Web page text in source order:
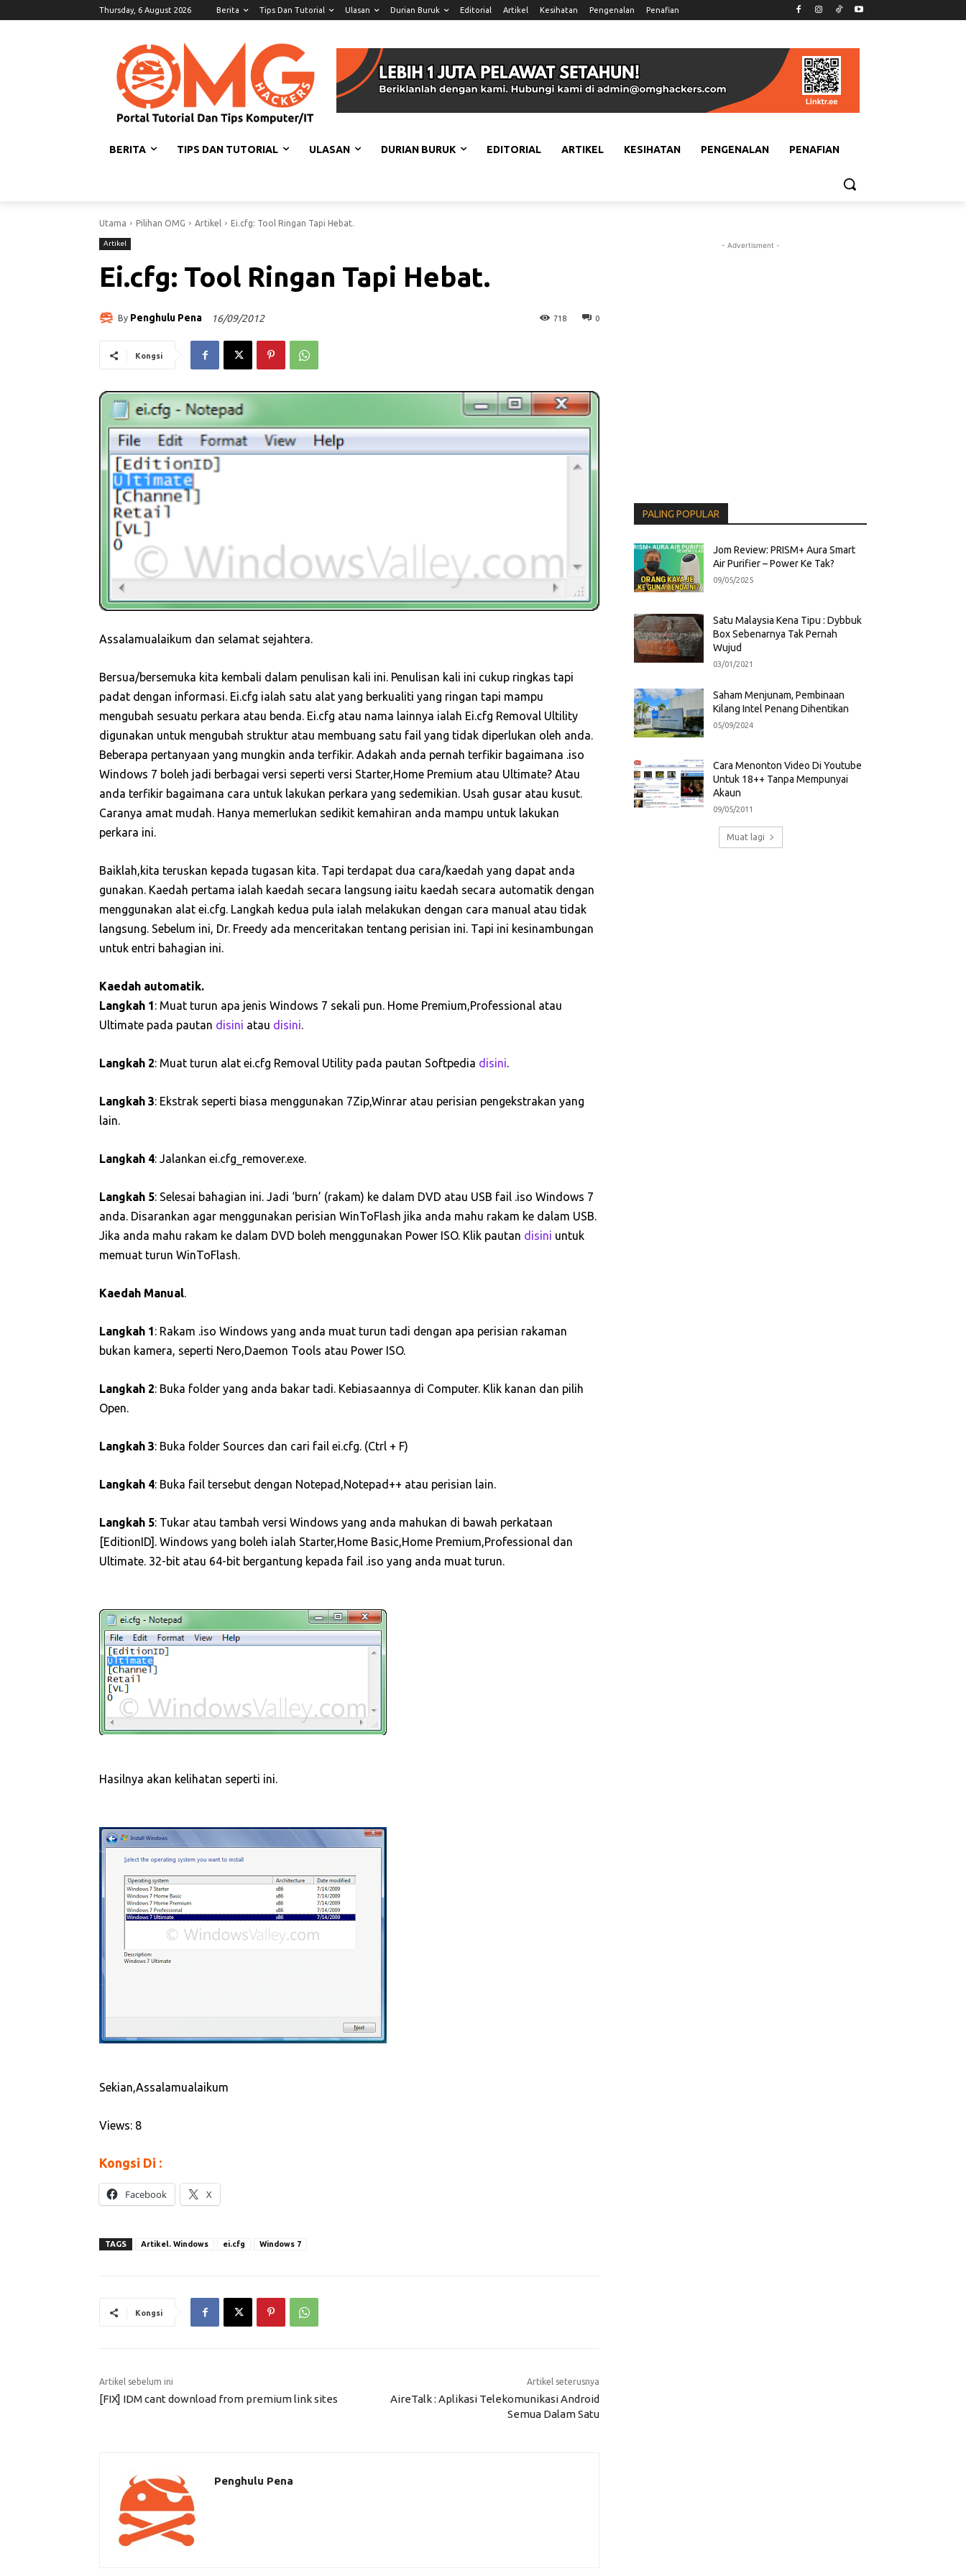
Thursday, 6 August 2026 Berita Tips Dan Tutorial Ulasan Durian Buruk Editorial Artikel Kesihatan Pengenalan Penafian
BERITA TIPS DAN TUTORIAL ULASAN DURIAN BURUK EDITORIAL ARTIKEL KESIHATAN PENGENALAN PENAFIAN
Utama Pilihan OMG Artikel Ei.cfg: Tool Ringan Tapi Hebat.
Artikel
Ei.cfg: Tool Ringan Tapi Hebat.
By Penghulu Pena 16/09/2012 0
718
Kongsi
Assalamualaikum dan selamat sejahtera.
Bersua/bersemuka kita kembali dalam penulisan kali ini. Penulisan kali ini cukup ringkas tapi
padat dengan informasi. Ei.cfg ialah satu alat yang berkualiti yang ringan tapi mampu
mengubah sesuatu perkara atau benda. Ei.cfg atau nama lainnya ialah Ei.cfg Removal Ultility
digunakan untuk mengubah struktur atau membuang satu fail yang tidak diperlukan oleh anda.
Beberapa pertanyaan yang mungkin anda terfikir. Adakah anda pernah terfikir bagaimana .iso
Windows 7 boleh jadi berbagai versi seperti versi Starter,Home Premium atau Ultimate? Atau
anda terfikir bagaimana cara untuk lakukan perkara yang sedemikian. Usah gusar atau kusut.
Caranya amat mudah. Hanya memerlukan sedikit kemahiran anda mampu untuk lakukan
perkara ini.
Baiklah,kita teruskan kepada tugasan kita. Tapi terdapat dua cara/kaedah yang dapat anda
gunakan. Kaedah pertama ialah kaedah secara langsung iaitu kaedah secara automatik dengan
menggunakan alat ei.cfg. Langkah kedua pula ialah melakukan dengan cara manual atau tidak
langsung. Sebelum ini, Dr. Freedy ada menceritakan tentang perisian ini. Tapi ini kesinambungan
untuk entri bahagian ini.
Kaedah automatik.
Langkah 1: Muat turun apa jenis Windows 7 sekali pun. Home Premium,Professional atau
Ultimate pada pautan disini atau disini.
Langkah 2: Muat turun alat ei.cfg Removal Utility pada pautan Softpedia disini.
Langkah 3: Ekstrak seperti biasa menggunakan 7Zip,Winrar atau perisian pengekstrakan yang
lain.
Langkah 4: Jalankan ei.cfg_remover.exe.
Langkah 5: Selesai bahagian ini. Jadi ‘burn’ (rakam) ke dalam DVD atau USB fail .iso Windows 7
anda. Disarankan agar menggunakan perisian WinToFlash jika anda mahu rakam ke dalam USB.
Jika anda mahu rakam ke dalam DVD boleh menggunakan Power ISO. Klik pautan disini untuk
memuat turun WinToFlash.
Kaedah Manual.
Langkah 1: Rakam .iso Windows yang anda muat turun tadi dengan apa perisian rakaman
bukan kamera, seperti Nero,Daemon Tools atau Power ISO.
Langkah 2: Buka folder yang anda bakar tadi. Kebiasaannya di Computer. Klik kanan dan pilih
Open.
Langkah 3: Buka folder Sources dan cari fail ei.cfg. (Ctrl + F)
Langkah 4: Buka fail tersebut dengan Notepad,Notepad++ atau perisian lain.
Langkah 5: Tukar atau tambah versi Windows yang anda mahukan di bawah perkataan
[EditionID]. Windows yang boleh ialah Starter,Home Basic,Home Premium,Professional dan
Ultimate. 32-bit atau 64-bit bergantung kepada fail .iso yang anda muat turun.
Hasilnya akan kelihatan seperti ini.
Sekian,Assalamualaikum
Views: 8
Kongsi Di :
Facebook X
TAGS Artikel. Windows ei.cfg Windows 7
Kongsi
Artikel sebelum ini
[FIX] IDM cant download from premium link sites
Artikel seterusnya
AireTalk : Aplikasi Telekomunikasi Android
Semua Dalam Satu
Penghulu Pena
- Advertisment -
PALING POPULAR
Jom Review: PRISM+ Aura Smart
Air Purifier – Power Ke Tak?
09/05/2025
Satu Malaysia Kena Tipu : Dybbuk
Box Sebenarnya Tak Pernah
Wujud
03/01/2021
Saham Menjunam, Pembinaan
Kilang Intel Penang Dihentikan
05/09/2024
Cara Menonton Video Di Youtube
Untuk 18++ Tanpa Mempunyai
Akaun
09/05/2011
Muat lagi